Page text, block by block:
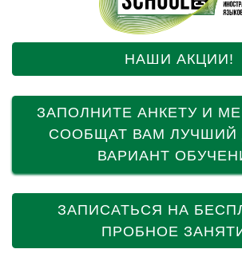
НАШИ АКЦИИ!
ЗАПОЛНИТЕ АНКЕТУ И
СООБЩАТ ВАМ ЛУЧШИЙ
ВАРИАНТ
ЗАПИСАТЬСЯ НА
ПРОБНОЕ